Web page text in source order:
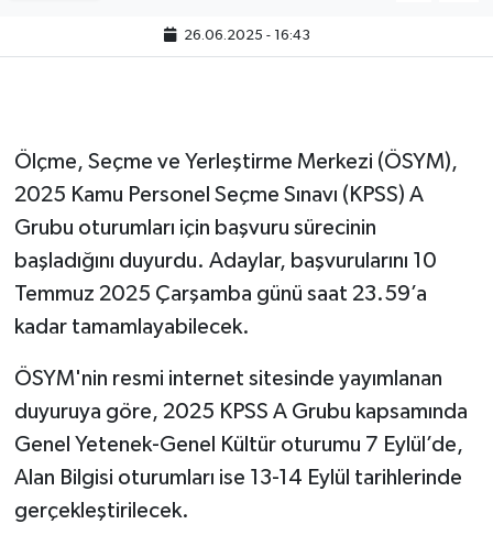
26.06.2025 - 16:43
Ölçme, Seçme ve Yerleştirme Merkezi (ÖSYM),
2025 Kamu Personel Seçme Sınavı (KPSS) A
Grubu oturumları için başvuru sürecinin
başladığını duyurdu. Adaylar, başvurularını 10
Temmuz 2025 Çarşamba günü saat 23.59’a
kadar tamamlayabilecek.
ÖSYM'nin resmi internet sitesinde yayımlanan
duyuruya göre, 2025 KPSS A Grubu kapsamında
Genel Yetenek-Genel Kültür oturumu 7 Eylül’de,
Alan Bilgisi oturumları ise 13-14 Eylül tarihlerinde
gerçekleştirilecek.